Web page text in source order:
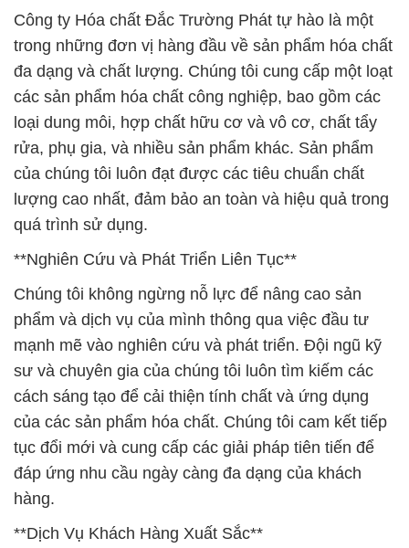
loại dung môi, hợp chất hữu cơ và vô cơ, chất tẩy
rửa, phụ gia, và nhiều sản phẩm khác. Sản phẩm
của chúng tôi luôn đạt được các tiêu chuẩn chất
lượng cao nhất, đảm bảo an toàn và hiệu quả trong
quá trình sử dụng.
**Nghiên Cứu và Phát Triển Liên Tục**
Chúng tôi không ngừng nỗ lực để nâng cao sản
phẩm và dịch vụ của mình thông qua việc đầu tư
mạnh mẽ vào nghiên cứu và phát triển. Đội ngũ kỹ
sư và chuyên gia của chúng tôi luôn tìm kiếm các
cách sáng tạo để cải thiện tính chất và ứng dụng
của các sản phẩm hóa chất. Chúng tôi cam kết tiếp
tục đổi mới và cung cấp các giải pháp tiên tiến để
đáp ứng nhu cầu ngày càng đa dạng của khách
hàng.
**Dịch Vụ Khách Hàng Xuất Sắc**
Khách hàng luôn được đặt ở trung tâm của mọi
hoạt động của chúng tôi. Chúng tôi hiểu rằng việc
cung cấp sản phẩm chất lượng chỉ là một phần của
sự thành công. Do đó, chúng tôi cung cấp dịch vụ